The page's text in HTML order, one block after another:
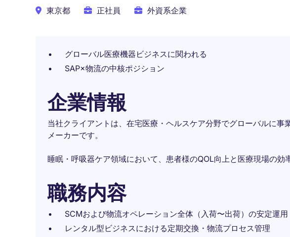
東京都 正社員 外資系企業
グローバル医療機器ビジネスに関われる
SAP×物流の中核ポジション
企業情報
当社クライアントは、在宅医療・ヘルスケア分野でグローバルに事
メーカーです。
睡眠・呼吸器ケア領域において、患者様のQOL向上と医療現場の効
職務内容
SCMおよび物流オペレーション全体（入荷〜出荷）の安定運用
レンタル型ビジネスにおける定期交換・物流プロセス管理